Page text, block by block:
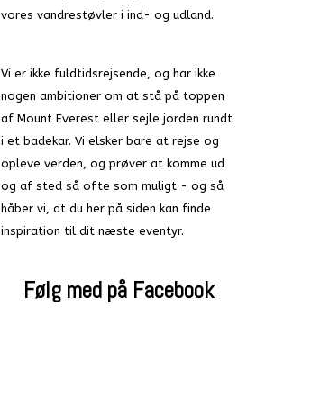
vores vandrestøvler i ind- og udland.
Vi er ikke fuldtidsrejsende, og har ikke
nogen ambitioner om at stå på toppen
af Mount Everest eller sejle jorden rundt
i et badekar. Vi elsker bare at rejse og
opleve verden, og prøver at komme ud
og af sted så ofte som muligt - og så
håber vi, at du her på siden kan finde
inspiration til dit næste eventyr.
Følg med på Facebook